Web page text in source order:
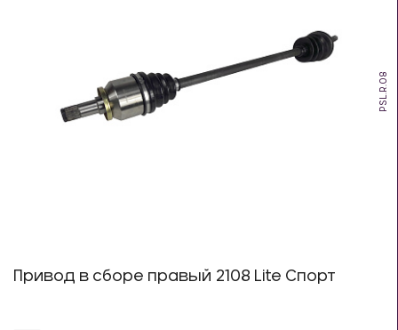
PSL.R.08
Привод в сборе правый 2108 Lite Спорт